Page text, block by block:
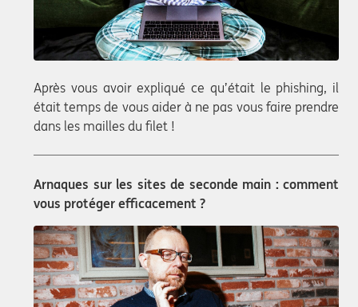
Après vous avoir expliqué ce qu’était le phishing, il
était temps de vous aider à ne pas vous faire prendre
dans les mailles du filet !
Arnaques sur les sites de seconde main : comment
vous protéger efficacement ?